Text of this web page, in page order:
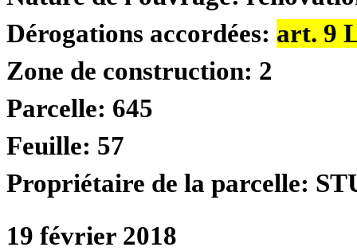
Dérogations accordées: art. 9
Zone de construction: 2
Parcelle: 645
Feuille: 57
Propriétaire de la parcelle:
19 février 2018